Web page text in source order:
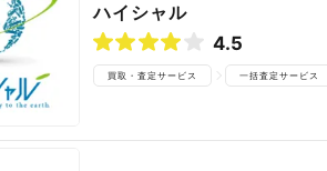
ハイシャル
4.5
買取・査定サービス 一括査定サービス